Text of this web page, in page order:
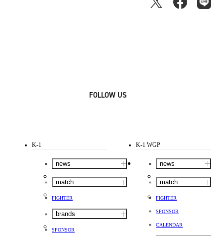
FOLLOW US
K-1
news
match
FIGHTER
brands
SPONSOR
K-1 WGP
news
match
FIGHTER
SPONSOR
CALENDAR